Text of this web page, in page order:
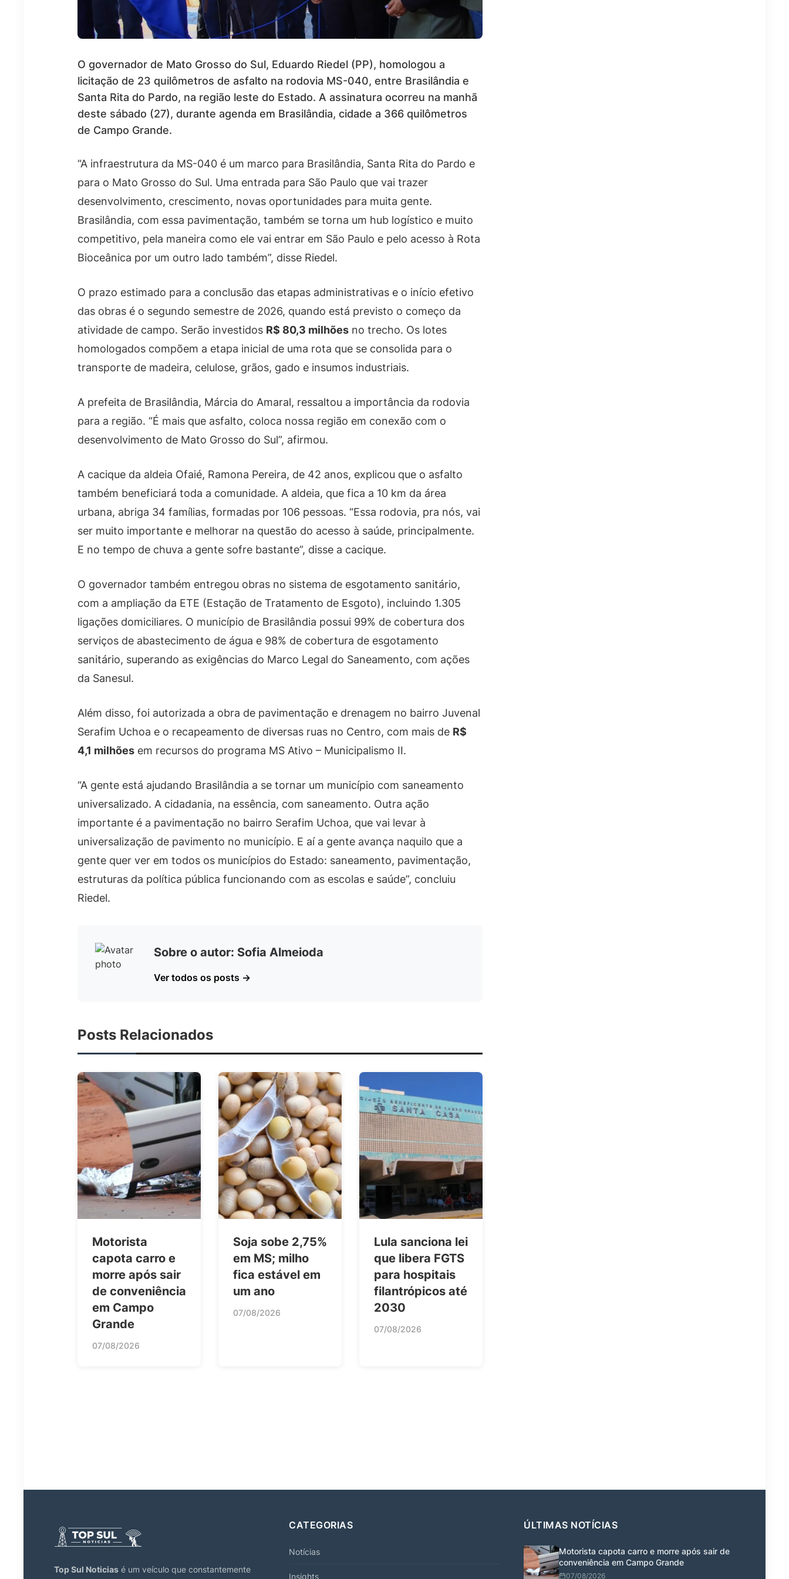
O governador de Mato Grosso do Sul, Eduardo Riedel (PP), homologou a
licitação de 23 quilômetros de asfalto na rodovia MS-040, entre Brasilândia e
Santa Rita do Pardo, na região leste do Estado. A assinatura ocorreu na manhã
deste sábado (27), durante agenda em Brasilândia, cidade a 366 quilômetros
de Campo Grande.
“A infraestrutura da MS-040 é um marco para Brasilândia, Santa Rita do Pardo e
para o Mato Grosso do Sul. Uma entrada para São Paulo que vai trazer
desenvolvimento, crescimento, novas oportunidades para muita gente.
Brasilândia, com essa pavimentação, também se torna um hub logístico e muito
competitivo, pela maneira como ele vai entrar em São Paulo e pelo acesso à Rota
Bioceânica por um outro lado também”, disse Riedel.
O prazo estimado para a conclusão das etapas administrativas e o início efetivo
das obras é o segundo semestre de 2026, quando está previsto o começo da
atividade de campo. Serão investidos R$ 80,3 milhões no trecho. Os lotes
homologados compõem a etapa inicial de uma rota que se consolida para o
transporte de madeira, celulose, grãos, gado e insumos industriais.
A prefeita de Brasilândia, Márcia do Amaral, ressaltou a importância da rodovia
para a região. “É mais que asfalto, coloca nossa região em conexão com o
desenvolvimento de Mato Grosso do Sul”, afirmou.
A cacique da aldeia Ofaié, Ramona Pereira, de 42 anos, explicou que o asfalto
também beneficiará toda a comunidade. A aldeia, que fica a 10 km da área
urbana, abriga 34 famílias, formadas por 106 pessoas. “Essa rodovia, pra nós, vai
ser muito importante e melhorar na questão do acesso à saúde, principalmente.
E no tempo de chuva a gente sofre bastante”, disse a cacique.
O governador também entregou obras no sistema de esgotamento sanitário,
com a ampliação da ETE (Estação de Tratamento de Esgoto), incluindo 1.305
ligações domiciliares. O município de Brasilândia possui 99% de cobertura dos
serviços de abastecimento de água e 98% de cobertura de esgotamento
sanitário, superando as exigências do Marco Legal do Saneamento, com ações
da Sanesul.
Além disso, foi autorizada a obra de pavimentação e drenagem no bairro Juvenal
Serafim Uchoa e o recapeamento de diversas ruas no Centro, com mais de R$
4,1 milhões em recursos do programa MS Ativo – Municipalismo II.
“A gente está ajudando Brasilândia a se tornar um município com saneamento
universalizado. A cidadania, na essência, com saneamento. Outra ação
importante é a pavimentação no bairro Serafim Uchoa, que vai levar à
universalização de pavimento no município. E aí a gente avança naquilo que a
gente quer ver em todos os municípios do Estado: saneamento, pavimentação,
estruturas da política pública funcionando com as escolas e saúde”, concluiu
Riedel.
Sobre o autor: Sofia Almeioda
Ver todos os posts →
Posts Relacionados
Motorista
capota carro e
morre após sair
de conveniência
em Campo
Grande
07/08/2026
Soja sobe 2,75%
em MS; milho
fica estável em
um ano
07/08/2026
Lula sanciona lei
que libera FGTS
para hospitais
filantrópicos até
2030
07/08/2026
Top Sul Noticias é um veículo que constantemente
CATEGORIAS
Notícias
Insights
ÚLTIMAS NOTÍCIAS
Motorista capota carro e morre após sair de
conveniência em Campo Grande
07/08/2026